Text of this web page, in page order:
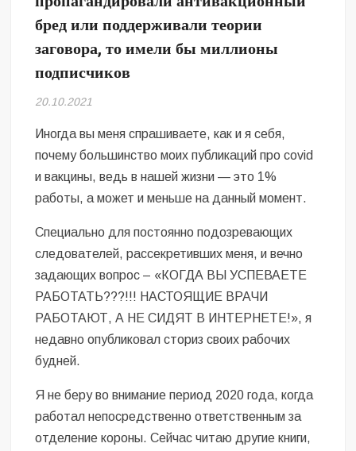
Безугла закликає валити Сирського
Світові бренди одягу та взуття: розвиток ринку та вплив на
сучасну моду
Командувач ВМС Неїжпапа закликав не дестабілізувати ситуацію
навколо керівництва армії
бред или поддерживали теории
заговора, то имели бы миллионы
подписчиков
20.10.2021
Иногда вы меня спрашиваете, как и я себя,
почему большинство моих публикаций про covid
и вакцины, ведь в нашей жизни — это 1%
работы, а может и меньше на данный момент.
Специально для постоянно подозревающих
следователей, рассекретивших меня, и вечно
задающих вопрос – «КОГДА ВЫ УСПЕВАЕТЕ
РАБОТАТЬ???!!! НАСТОЯЩИЕ ВРАЧИ
РАБОТАЮТ, А НЕ СИДЯТ В ИНТЕРНЕТЕ!», я
недавно опубликовал сториз своих рабочих
будней.
Я не беру во внимание период 2020 года, когда
работал непосредственно ответственным за
отделение короны. Сейчас читаю другие книги,